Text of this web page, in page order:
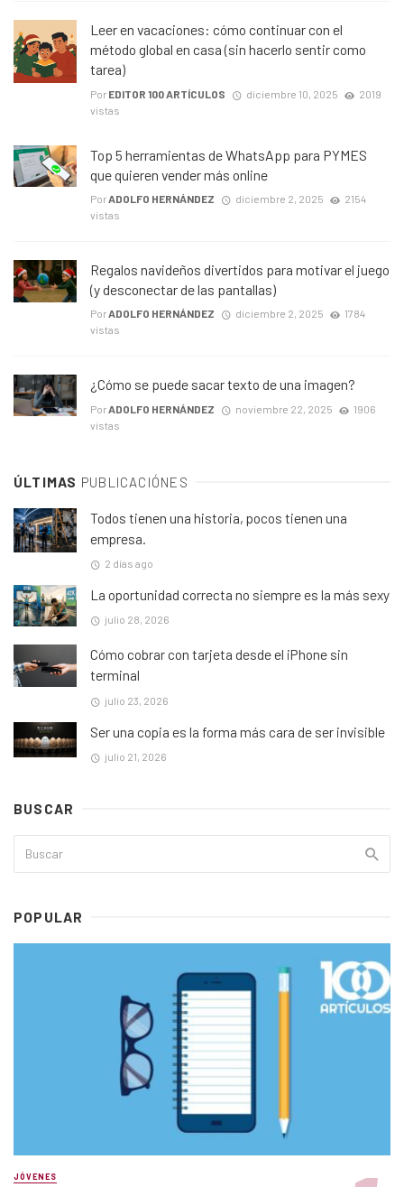
Leer en vacaciones: cómo continuar con el
método global en casa (sin hacerlo sentir como
tarea)
Por EDITOR 100 ARTÍCULOS diciembre 10, 2025
2019
vistas
Top 5 herramientas de WhatsApp para PYMES
que quieren vender más online
PorADOLFO HERNÁNDEZ diciembre 2, 2025
2154
vistas
Regalos navideños divertidos para motivar el juego
(y desconectar de las pantallas)
PorADOLFO HERNÁNDEZ diciembre 2, 2025
1784
vistas
¿Cómo se puede sacar texto de una imagen?
Por ADOLFO HERNÁNDEZ noviembre 22, 2025
1906
vistas
ÚLTIMAS PUBLICACIÓNES
Todos tienen una historia, pocos tienen una
empresa.
2 días ago
La oportunidad correcta no siempre es la más sexy
julio 28, 2026
Cómo cobrar con tarjeta desde el iPhone sin
terminal
julio 23, 2026
Ser una copia es la forma más cara de ser invisible
julio 21, 2026
BUSCAR
POPULAR
JÓVENES